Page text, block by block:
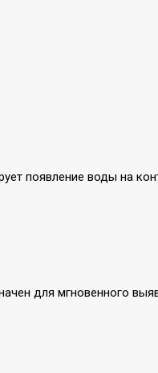
появление воды на
для мгновенного